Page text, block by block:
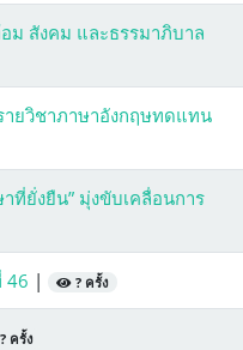
ม สังคม และธรรมาภิบาล
ายวิชาภาษาอังกฤษทดแทน
ที่ยั่งยืน” มุ่งขับเคลื่อนการ
46 | ? ครั้ง
ครั้ง